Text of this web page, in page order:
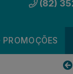
(82)
PROMOÇÕES